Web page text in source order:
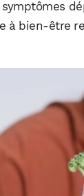
à bien-être